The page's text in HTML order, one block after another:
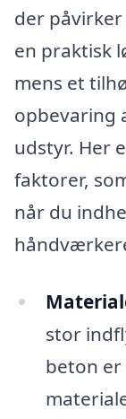
der
en praktisk
mens et
opbevaring
udstyr. Her
faktorer,
når du
stor
beton er